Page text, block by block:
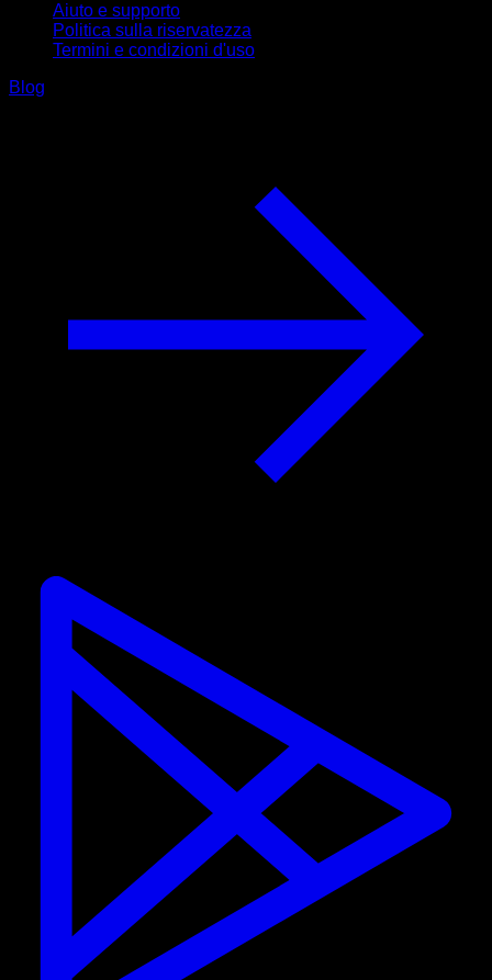
Aiuto e supporto
Politica sulla riservatezza
Termini e condizioni d'uso
Blog